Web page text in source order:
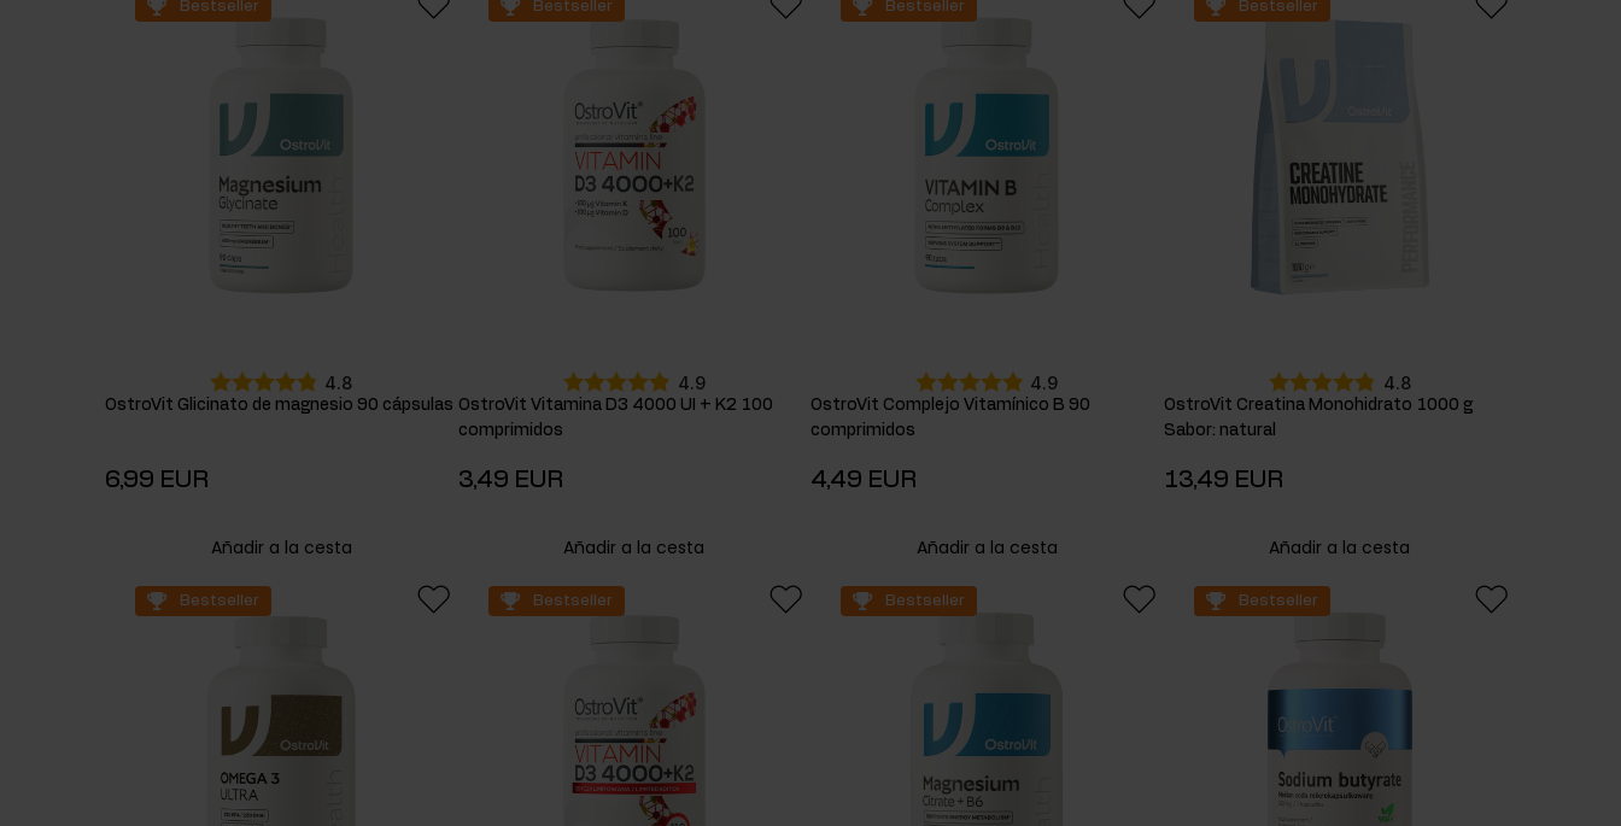
Suplementos para veganos
Bestseller
4.8
OstroVit Glicinato de magnesio 90 cápsulas
6,99 EUR
Añadir a la cesta
Bestseller
4.9
OstroVit Vitamina D3 4000 UI + K2 100
comprimidos
3,49 EUR
Añadir a la cesta
Bestseller
4.9
OstroVit Complejo Vitamínico B 90
comprimidos
4,49 EUR
Añadir a la cesta
Bestseller
4.8
OstroVit Creatina Monohidrato 1000 g
Sabor: natural
13,49 EUR
Añadir a la cesta
Bestseller Bestseller Bestseller Bestseller